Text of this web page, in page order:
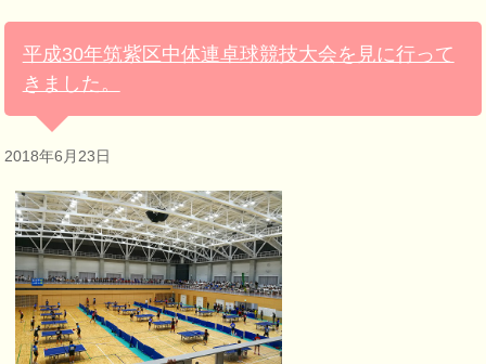
平成30年筑紫区中体連卓球競技大会を見に行って
きました。
2018年6月23日